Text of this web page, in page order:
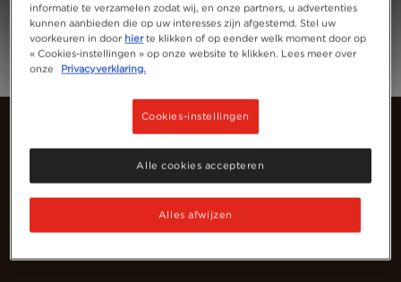
informatie te verzamelen zodat wij, en onze partners, u advertenties
kunnen aanbieden die op uw interesses zijn afgestemd. Stel uw
voorkeuren in door hierte klikken of op eender welk moment door op
« Cookies-instellingen » op onze website te klikken. Lees meer over
onze
Privacyverklaring.
Cookies-instellingen
Alles afwijzen
Alle cookies accepteren